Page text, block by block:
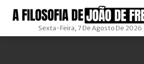
Sexta-Feira, 7 De Agosto De 2026